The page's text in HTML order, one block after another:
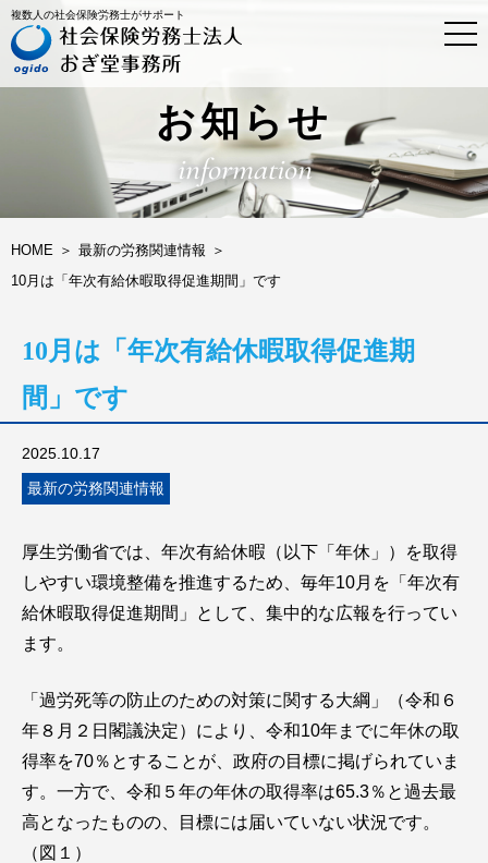
複数人の社会保険労務士がサポート
t
o
g
n
a
v
i
お知らせ
information
HOME
最新の労務関連情報
10月は「年次有給休暇取得促進期間」です
10月は「年次有給休暇取得促進期
間」です
2025.10.17
最新の労務関連情報
厚生労働省では、年次有給休暇（以下「年休」）を取得
しやすい環境整備を推進するため、毎年10月を「年次有
給休暇取得促進期間」として、集中的な広報を行ってい
ます。
「過労死等の防止のための対策に関する大綱」（令和６
年８月２日閣議決定）により、令和10年までに年休の取
得率を70％とすることが、政府の目標に掲げられていま
す。一方で、令和５年の年休の取得率は65.3％と過去最
高となったものの、目標には届いていない状況です。
（図１）